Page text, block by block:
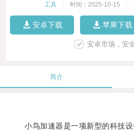
工具 时间：2025-10-15
安卓下载 苹果下载
安卓市场，安
简介
小鸟加速器是一项新型的科技设